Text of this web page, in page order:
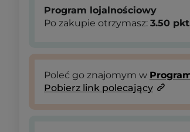
Program lojalnościowy
Po zakupie otrzymasz: 3.50
Poleć go znajomym w
Pobierz link polecający